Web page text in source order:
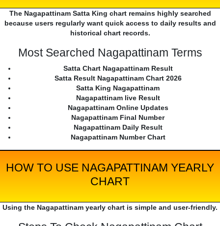
The Nagapattinam Satta King chart remains highly searched
because users regularly want quick access to daily results and
historical chart records.
Most Searched Nagapattinam Terms
Satta Chart Nagapattinam Result
Satta Result Nagapattinam Chart 2026
Satta King Nagapattinam
Nagapattinam live Result
Nagapattinam Online Updates
Nagapattinam Final Number
Nagapattinam Daily Result
Nagapattinam Number Chart
HOW TO USE NAGAPATTINAM YEARLY
CHART
Using the Nagapattinam yearly chart is simple and user-friendly.